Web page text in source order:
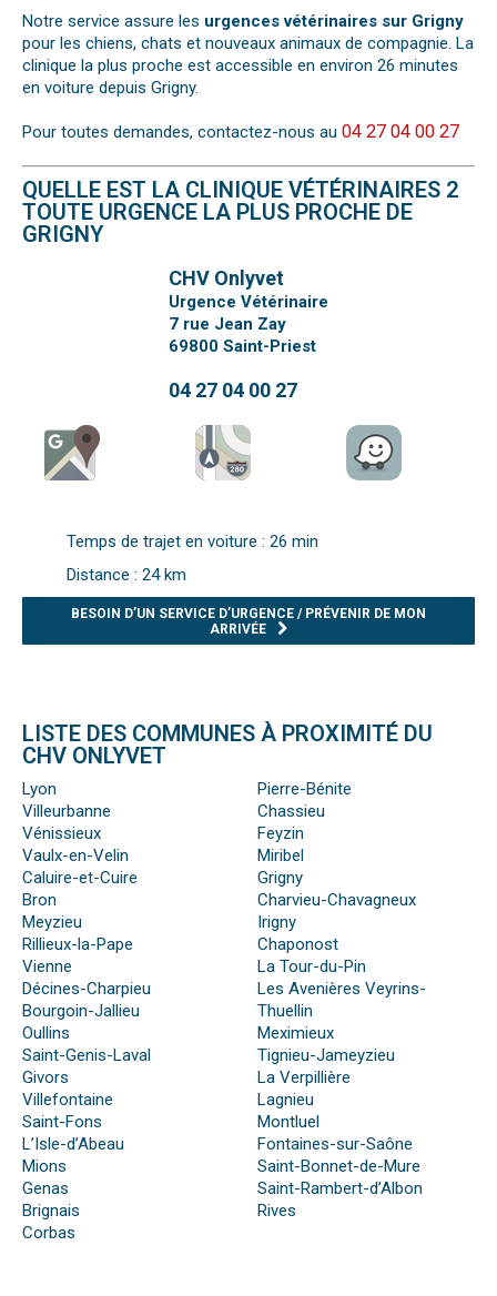
Notre service assure les urgences vétérinaires sur Grigny
pour les chiens, chats et nouveaux animaux de compagnie. La
clinique la plus proche est accessible en environ 26 minutes
en voiture depuis Grigny.
Pour toutes demandes, contactez-nous au 04 27 04 00 27
QUELLE EST LA CLINIQUE VÉTÉRINAIRES 2
TOUTE URGENCE LA PLUS PROCHE DE
GRIGNY
CHV Onlyvet
Urgence Vétérinaire
7 rue Jean Zay
69800 Saint-Priest
04 27 04 00 27
Temps de trajet en voiture : 26 min
Distance : 24 km
BESOIN D’UN SERVICE D’URGENCE / PRÉVENIR DE MON
ARRIVÉE
LISTE DES COMMUNES À PROXIMITÉ DU
CHV ONLYVET
Lyon
Villeurbanne
Vénissieux
Vaulx-en-Velin
Caluire-et-Cuire
Bron
Meyzieu
Rillieux-la-Pape
Vienne
Décines-Charpieu
Bourgoin-Jallieu
Oullins
Saint-Genis-Laval
Givors
Villefontaine
Saint-Fons
L’Isle-d’Abeau
Mions
Genas
Brignais
Corbas
Pierre-Bénite
Chassieu
Feyzin
Miribel
Grigny
Charvieu-Chavagneux
Irigny
Chaponost
La Tour-du-Pin
Les Avenières Veyrins-
Thuellin
Meximieux
Tignieu-Jameyzieu
La Verpillière
Lagnieu
Montluel
Fontaines-sur-Saône
Saint-Bonnet-de-Mure
Saint-Rambert-d’Albon
Rives